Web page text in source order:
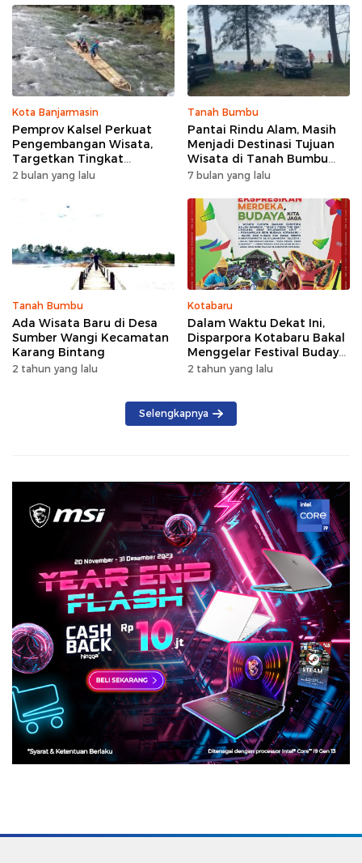
Kota Banjarmasin
Pemprov Kalsel Perkuat
Pengembangan Wisata,
Targetkan Tingkat
Kunjungan Naik 5 Persen di
2 bulan yang lalu
Tanah Bumbu
Pantai Rindu Alam, Masih
Menjadi Destinasi Tujuan
Wisata di Tanah Bumbu
dengan Rindangnya Pohon
7 bulan yang lalu
Tanah Bumbu
Ada Wisata Baru di Desa
Sumber Wangi Kecamatan
Karang Bintang
2 tahun yang lalu
Kotabaru
Dalam Waktu Dekat Ini,
Disparpora Kotabaru Bakal
Menggelar Festival Budaya
Saijaan 2024
2 tahun yang lalu
Selengkapnya